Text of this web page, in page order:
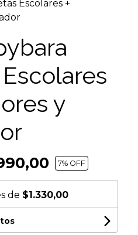
Escolares +
y
7% OFF
de $1.330,00